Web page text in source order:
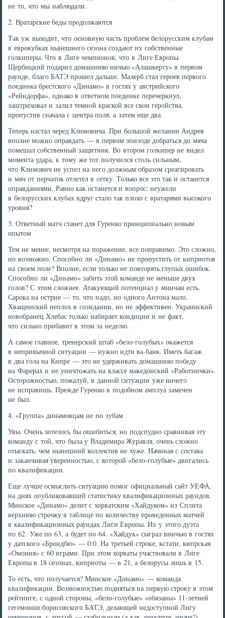
не то, что мы наблюдали.
2. Вратарские беды продолжаются
Так уж выходит, что основную часть проблем белорусским клубам
в еврокубках нынешнего сезона создают их собственные
голкиперы. Что в Лиге чемпионов, что в Лиге Европы.
Щербицкий подарил домашнюю ничью «Алашкерту» в первом
раунде, благо БАТЭ прошел дальше. Малерб стал героев первого
поединка брестского «Динамо» в гостях у австрийского
«Рейндорфа», однако в ответном поединке перечеркнул,
заштриховал и залил темной краской все свои геройства,
пропустив сначала с центра поля, а затем еще два.
Теперь настал черед Климовича. При большой желании Андрея
вполне можно оправдать — в первом эпизоде добраться до мяча
помешал собственный защитник. Во втором голкипер не видел
момента удара, к тому же тот получился столь сильным,
что Климович не успел на него должным образом среагировать
и мяч от перчаток отлетел в сетку. Только все это так и останется
оправданиями. Равно как останется и вопрос: неужели
в белорусских клубах вдруг стало так плохо с вратарями высокого
уровня?
3. Ответный матч станет для Гуренко принципиально новым
опытом
Тем не менее, несмотря на поражение, все поправимо. Это сложно,
но возможно. Способно ли «Динамо» не пропустить от киприотов
на своем поле? Вполне, если только не повторять глупых ошибок.
Способно ли «Динамо» забить этой команде не меньше двух
голов? С этим сложнее. Атакующий потенциал у минчан есть.
Сарока на острие — то, что надо, но одного Антона мало.
Хващинский неплох в созидании, но не эффективен. Украинский
новобранец Хлебас только набирает кондиции и не факт,
что сильно прибавит в этом за неделю.
А самое главное, тренерский штаб «бело-голубых» окажется
в непривычной ситуации — нужно идти ва-банк. Иметь багаж
в два гола на Кипре — это не удерживать домашнюю победу
на Фарерах и не уничтожать на классе македонский «Работнички».
Осторожностью, пожалуй, в данной ситуации уже ничего
не исправишь. Прежде Гуренко в подобном амплуа замечен
не был.
4. «Группа» динамовцам не по зубам
Увы. Очень хотелось бы ошибиться, но подспудно сравнивая эту
команду с той, что была у Владимира Журавля, очень сложно
отыскать, чем нынешний коллектив не хуже. Начиная с состава
и заканчивая уверенностью, с которой «бело-голубые» двигались
по квалификации.
Еще лучше осмыслить ситуацию помог официальный сайт УЕФА,
на днях опубликовавший статистику квалификационных раундов.
Минское «Динамо» делит с хорватским «Хайдуком» из Сплита
верхнюю строчку в таблице по количеству проведенных матчей
в квалификационных раундах Лиги Европы. Их у этого дуэта
по 62. Уже по 63, а будет по 64. «Хайдук» сыграл вничью в гостях
у датского «Брондбю» — 0:0. На третьей строке, кстати, кипрская
«Омония» с 60 играми. При этом хорваты участвовали в Лиге
Европы в 18 сезонах, киприоты — в 21, а белорусы лишь в 15.
То есть, что получается? Минское «Динамо» — команда
квалификации. Возможностью подняться на первую строку в этом
рейтинге, с одной стороны, «бело-голубые» «обязаны» 11-летней
гегемонии борисовского БАТЭ, делающей недоступной Лигу